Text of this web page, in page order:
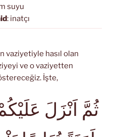
suyu
: inatçı
vaziyetiyle hasıl olan
ve o vaziyetten
İşte,
ثُمَّ اَنْزَلَ